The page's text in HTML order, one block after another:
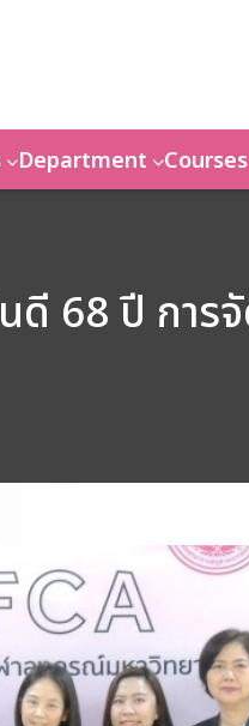
Department Courses
ดี 68 ปี กา